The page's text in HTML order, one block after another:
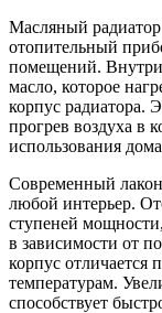
Масляный
отопительный
помещений. Внутри
масло, которое
корпус радиатора.
прогрев воздуха в
использования
Современный
любой интерьер.
ступеней
в зависимости от
корпус
температурам.
способствует